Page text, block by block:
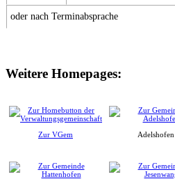
oder nach Terminabsprache
Weitere Homepages:
Zur VGem Adelshofen